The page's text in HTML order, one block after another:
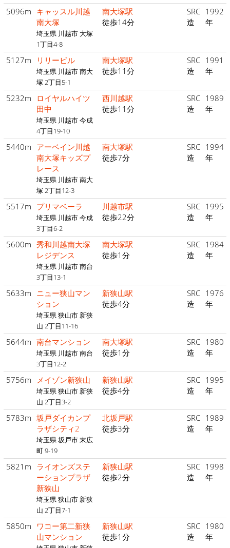
5096m キャッスル川越
南大塚
埼玉県 川越市 大塚
1丁目4-8
南大塚駅
徒歩14分
SRC
造
1992
年
5127m リリービル
埼玉県 川越市 南大
塚 2丁目5-1
南大塚駅
徒歩11分
SRC
造
1991
年
5232m
ロイヤルハイツ
田中
埼玉県 川越市 今成
4丁目19-10
西川越駅
徒歩11分
SRC
造
1989
年
5440m アーベイン川越
南大塚キッズプ
レース
埼玉県 川越市 南大
塚 2丁目12-3
南大塚駅
徒歩7分
SRC
造
1994
年
5517m プリマベーラ
埼玉県 川越市 今成
3丁目6-2
川越市駅
徒歩22分
SRC
造
1995
年
5600m 秀和川越南大塚
レジデンス
埼玉県 川越市 南台
3丁目13-1
南大塚駅
徒歩1分
SRC
造
1984
年
5633m ニュー狭山マン
ション
埼玉県 狭山市 新狭
山 2丁目11-16
新狭山駅
徒歩4分
SRC
造
1976
年
5644m 南台マンション
埼玉県 川越市 南台
3丁目12-2
南大塚駅
徒歩1分
SRC
造
1980
年
5756m メイゾン新狭山
埼玉県 狭山市 新狭
山 2丁目3-2
新狭山駅
徒歩4分
SRC
造
1995
年
5783m 坂戸ダイカンプ
ラザシティ2
埼玉県 坂戸市 末広
町 9-19
北坂戸駅
徒歩3分
SRC
造
1989
年
5821m ライオンズステ
ーションプラザ
新狭山
埼玉県 狭山市 新狭
山 2丁目7-1
新狭山駅
徒歩2分
SRC
造
1998
年
5850m
ワコー第二新狭
山マンション
新狭山駅
徒歩1分
SRC
造
1980
年